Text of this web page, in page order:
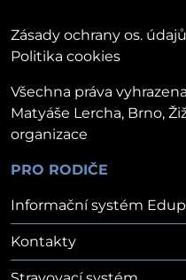
PRO RODIČE
Informační systém
Kontakty
Zásady ochrany os. údajů
Politika cookies
Všechna práva
Matyáše Lercha, Brno,
organizace